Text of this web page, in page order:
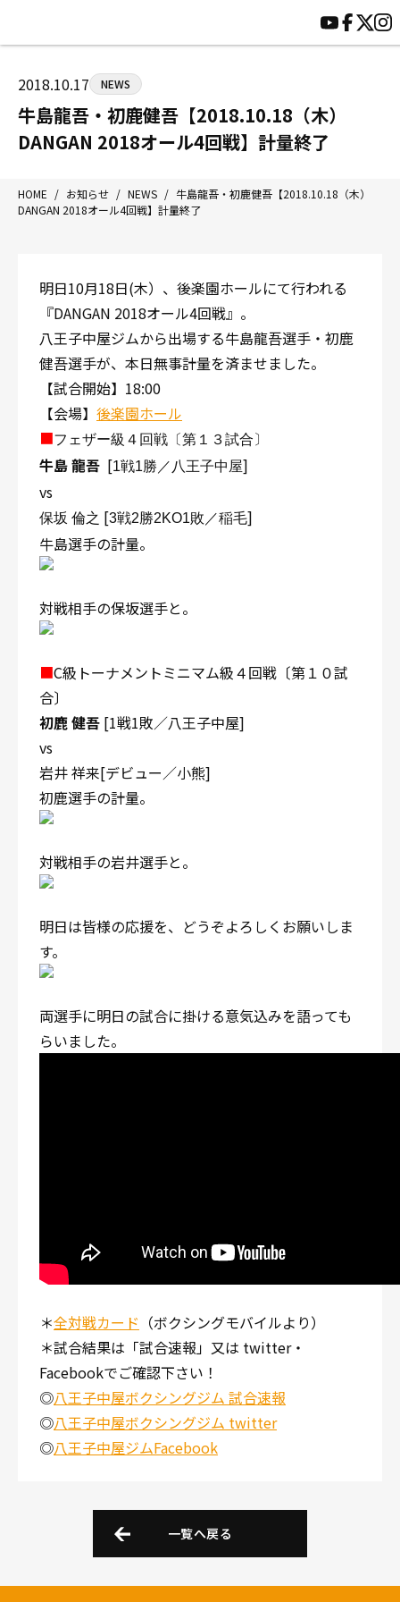
〒192-0072 東京都八王子市南町3-8 第2原嶋ビル1F
Tel/Fax：042-622-7222
営業時間：月〜土 14:00〜22:00 / 日・祝 14:00〜19:00
HOME
ジムについて
トレーニング
アマ・スパー各大会・キッズ
入会案内
見学・1日体験
施設紹介
会員様の声
よくあるご質問
サポーター募集
2018.10.17 NEWS
牛島龍吾・初鹿健吾【2018.10.18（木）
DANGAN 2018オール4回戦】計量終了
HOME / お知らせ / NEWS / 牛島龍吾・初鹿健吾【2018.10.18（木）
DANGAN 2018オール4回戦】計量終了
明日10月18日(木）、後楽園ホールにて行われる
『DANGAN 2018オール4回戦』。
八王子中屋ジムから出場する牛島龍吾選手・初鹿
健吾選手が、本日無事計量を済ませました。
【試合開始】18:00
【会場】 後楽園ホール
■フェザー級４回戦〔第１３試合〕
牛島 龍吾 [1戦1勝／八王子中屋]
vs
保坂 倫之 [3戦2勝2KO1敗／稲毛]
牛島選手の計量。
対戦相手の保坂選手と。
■C級トーナメントミニマム級４回戦〔第１０試
合〕
初鹿 健吾 [1戦1敗／八王子中屋]
vs
岩井 祥来[デビュー／小熊]
初鹿選手の計量。
対戦相手の岩井選手と。
明日は皆様の応援を、どうぞよろしくお願いしま
す。
両選手に明日の試合に掛ける意気込みを語っても
らいました。
＊全対戦カード （ボクシングモバイルより）
＊試合結果は「試合速報」又は twitter・
Facebookでご確認下さい！
◎八王子中屋ボクシングジム 試合速報
◎八王子中屋ボクシングジム twitter
◎八王子中屋ジムFacebook
一覧へ戻る